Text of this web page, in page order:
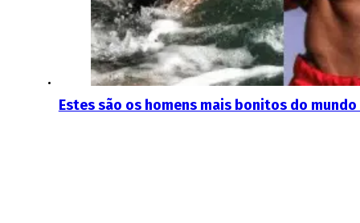
Estes são os homens mais bonitos do mundo